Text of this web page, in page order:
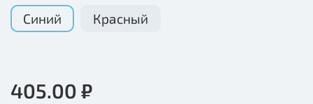
Синий Красный
405.00 ₽